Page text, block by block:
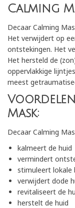
Calming
Decaar Calming
Het verwijdert op
ontstekingen. Het
Het hersteld de
oppervlakkige
meest
Mask:
Decaar Calming
kalmeert de huid
vermindert
stimuleert lokale
verwijdert dode
revitaliseert de
herstelt de huid